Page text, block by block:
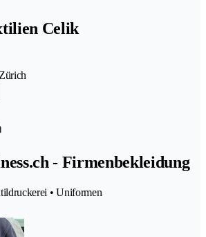
Celik
- Firmenbekleidung
• Uniformen